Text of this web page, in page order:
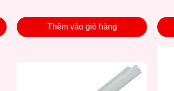
Thêm vào giỏ hàng